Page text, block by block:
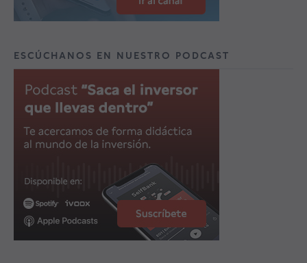
ESCÚCHANOS EN NUESTRO PODCAST